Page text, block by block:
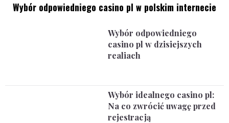
Wybór odpowiedniego casino pl w polskim internecie
Wybór odpowiedniego
casino pl w dzisiejszych
realiach
Wybór idealnego casino pl:
Na co zwrócić uwagę przed
rejestracją